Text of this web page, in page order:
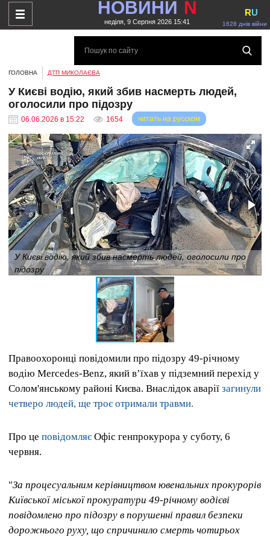
НОВИНИ N
неділя, 9 Серпня 2026 15:41 1628 днів війни
RU
ГОЛОВНА ДТП МИКОЛАЄВА
У Києві водію, який збив насмерть людей,
оголосили про підозру
06.06.2026 в 15:22 1654 читать на русском
У Києві водію, який збив насмерть людей, оголосили про
підозру
Правоохоронці повідомили про підозру 49-річному
водію Mercedes-Benz, який в’їхав у підземний перехід у
Солом'янському районі Києва. Внаслідок аварії загинули
четверо людей, ще троє отримали травми.
Про це повідомляє Офіс генпрокурора у суботу, 6
червня.
"За процесуальним керівництвом ювенальних прокурорів
Київської міської прокуратури 49-річному водієві
повідомлено про підозру в порушенні правил безпеки
дорожнього руху, що спричинило смерть чотирьох